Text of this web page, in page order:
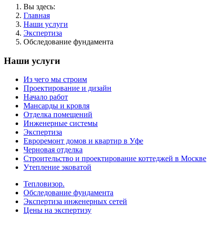
Вы здесь:
Главная
Наши услуги
Экспертиза
Обследование фундамента
Наши услуги
Из чего мы строим
Проектирование и дизайн
Начало работ
Мансарды и кровля
Отделка помещений
Инженерные системы
Экспертиза
Евроремонт домов и квартир в Уфе
Черновая отделка
Строительство и проектирование коттеджей в Москве
Утепление эковатой
Тепловизор.
Обследование фундамента
Экспертиза инженерных сетей
Цены на экспертизу